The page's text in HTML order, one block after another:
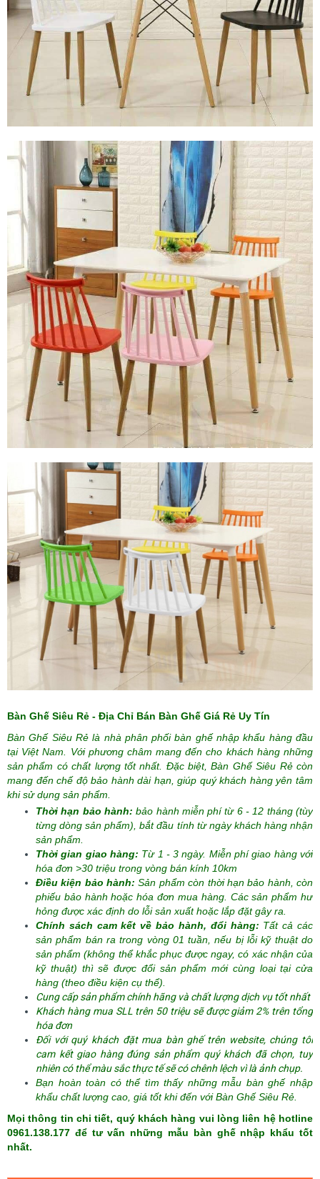
Bàn Ghế Siêu Rẻ - Địa Chỉ Bán Bàn Ghế Giá Rẻ Uy Tín
Bàn Ghế Siêu Rẻ là nhà phân phối bàn ghế nhập khẩu hàng đầu
tại Việt Nam. Với phương châm mang đến cho khách hàng những
sản phẩm có chất lượng tốt nhất. Đặc biệt,Bàn Ghế Siêu Rẻcòn
mang đến chế độ bảo hành dài hạn, giúp quý khách hàng yên tâm
khi sử dụng sản phẩm.
Thời hạn bảo hành:bảo hành miễn phí từ 6 - 12 tháng (tùy
từng dòng sản phẩm),bắt đầu tính từ ngày khách hàng nhận
sản phẩm.
Thời gian giao hàng: Từ 1 - 3 ngày. Miễn phí giao hàng với
hóa đơn >30 triệu trong vòng bán kính 10km
Điều kiện bảo hành:Sản phẩm còn thời hạn bảo hành, còn
phiếu bảo hành hoặc hóa đơn mua hàng. Các sản phẩm hư
hỏng được xác định do lỗi sản xuất hoặc lắp đặt gây ra.
Chính sách cam kết về bảo hành, đổi hàng: Tất cả các
sản phẩm bán ra trong vòng 01 tuần, nếu bị lỗi kỹ thuật do
sản phẩm (không thể khắc phục được ngay, có xác nhận của
kỹ thuật) thì sẽ được đổi sản phẩm mới cùng loại tại cửa
hàng (theo điều kiện cụ thể).
Cung cấp sản phẩm chính hãng và chất lượng dịch vụ tốt nhất
Khách hàng mua SLL trên 50 triệu sẽ được giảm 2% trên tổng
hóa đơn
Đối với quý khách đặt mua bàn ghế trên website, chúng tôi
cam kết giao hàng đúng sản phẩm quý khách đã chọn, tuy
nhiên có thể màu sắc thực tế sẽ có chênh lệch vì là ảnh chụp.
Bạn hoàn toàn có thể tìm thấy những mẫu bàn ghế nhập
khẩu chất lượng cao, giá tốt khi đến vớiBàn Ghế Siêu Rẻ.
Mọi thông tin chi tiết, quý khách hàng vui lòng liên hệ hotline
0961.138.177 để tư vấn những mẫu bàn ghế nhập khẩu tốt
nhất.